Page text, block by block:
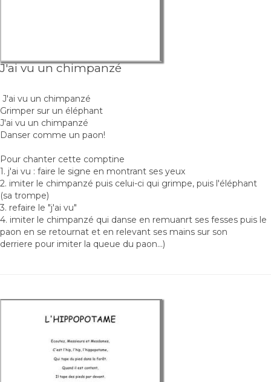
J'ai vu un chimpanzé
J'ai vu un chimpanzé
Grimper sur un éléphant
J'ai vu un chimpanzé
Danser comme un paon!
Pour chanter cette comptine
1. j'ai vu : faire le signe en montrant ses yeux
2. imiter le chimpanzé puis celui-ci qui grimpe, puis l'éléphant
(sa trompe)
3. refaire le "j'ai vu"
4. imiter le chimpanzé qui danse en remuanrt ses fesses puis le
paon en se retournat et en relevant ses mains sur son
derriere pour imiter la queue du paon...)